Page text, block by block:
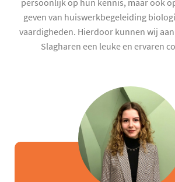
persoonlijk op hun kennis, maar ook
geven van huiswerkbegeleiding
vaardigheden. Hierdoor kunnen wij
Slagharen een leuke en ervaren